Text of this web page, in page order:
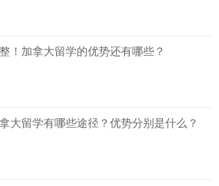
！加拿大留学的优势还有哪些？
大留学有哪些途径？优势分别是什么？